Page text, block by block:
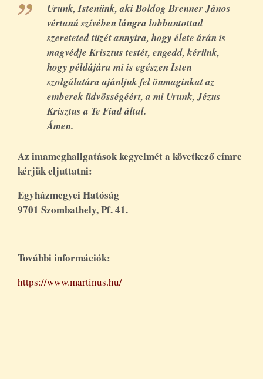
Urunk, Istenünk, aki Boldog Brenner János
vértanú szívében lángra lobbantottad
szereteted tüzét annyira, hogy élete árán is
magvédje Krisztus testét, engedd, kérünk,
hogy példájára mi is egészen Isten
szolgálatára ajánljuk fel önmaginkat az
emberek üdvösségéért, a mi Urunk, Jézus
Krisztus a Te Fiad által.
Ámen.
Az imameghallgatások kegyelmét a következő címre
kérjük eljuttatni:
Egyházmegyei Hatóság
9701 Szombathely, Pf. 41.
További információk:
https://www.martinus.hu/